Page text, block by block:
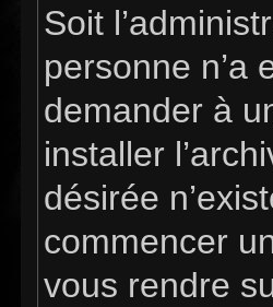
Soit
personne n’a
demander à
installer
désirée
commencer
vous rendre